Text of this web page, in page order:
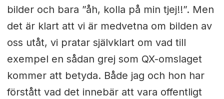
bilder och bara ”åh, kolla på min tjej!!”. Men
det är klart att vi är medvetna om bilden av
oss utåt, vi pratar självklart om vad till
exempel en sådan grej som QX-omslaget
kommer att betyda. Både jag och hon har
förstått vad det innebär att vara offentligt